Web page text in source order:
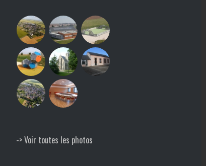
-> Voir toutes les photos